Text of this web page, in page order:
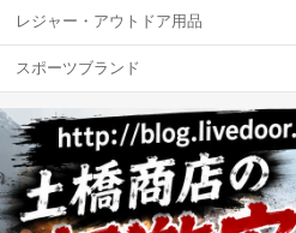
レジャー・アウトドア用品
スポーツブランド